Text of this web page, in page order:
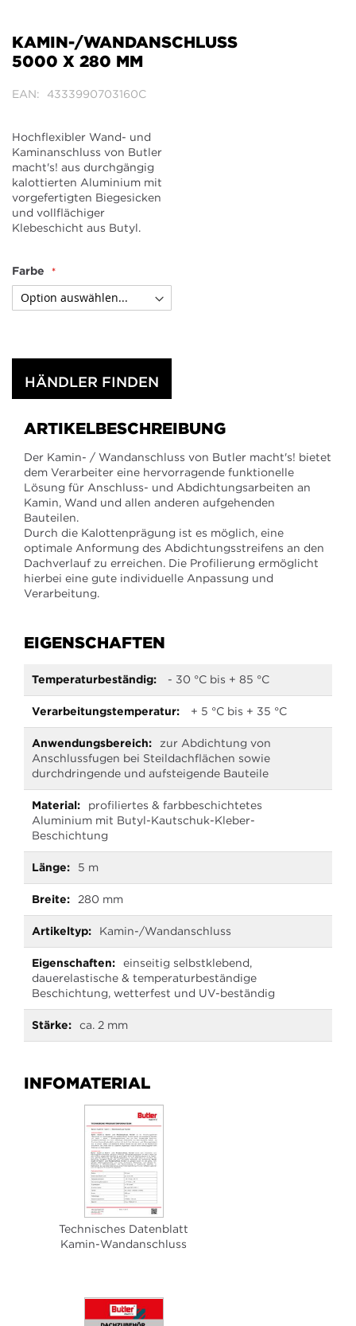
der
Bildergalerie
springen
KAMIN-/WANDANSCHLUSS
5000 X 280 MM
EAN 4333990703160C
Hochflexibler Wand- und
Kaminanschluss von Butler
macht's! aus durchgängig
kalottierten Aluminium mit
vorgefertigten Biegesicken
und vollflächiger
Klebeschicht aus Butyl.
Farbe
HÄNDLER FINDEN
ARTIKELBESCHREIBUNG
Der Kamin- / Wandanschluss von Butler macht's! bietet
dem Verarbeiter eine hervorragende funktionelle
Lösung für Anschluss- und Abdichtungsarbeiten an
Kamin, Wand und allen anderen aufgehenden
Bauteilen.
Durch die Kalottenprägung ist es möglich, eine
optimale Anformung des Abdichtungsstreifens an den
Dachverlauf zu erreichen. Die Profilierung ermöglicht
hierbei eine gute individuelle Anpassung und
Verarbeitung.
EIGENSCHAFTEN
Informationen
- 30 °C bis + 85 °C
+ 5 °C bis + 35 °C
zur Abdichtung von
Anschlussfugen bei Steildachflächen sowie
durchdringende und aufsteigende Bauteile
profiliertes & farbbeschichtetes
Aluminium mit Butyl-Kautschuk-Kleber-
Beschichtung
5 m
280 mm
Kamin-/Wandanschluss
einseitig selbstklebend,
dauerelastische & temperaturbeständige
Beschichtung, wetterfest und UV-beständig
ca. 2 mm
INFOMATERIAL
Technisches Datenblatt
Kamin-Wandanschluss